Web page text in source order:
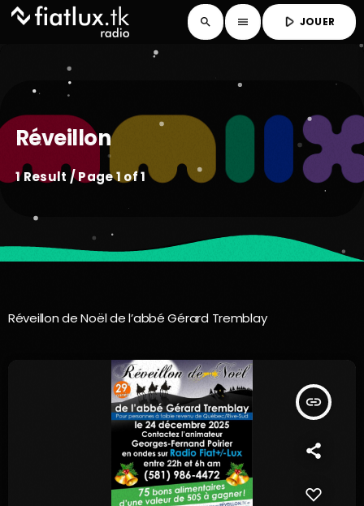
search menu play_arrow JOUER
Réveillon
1 Result / Page 1 of 1
Réveillon de Noël de l’abbé Gérard Tremblay
insert_link